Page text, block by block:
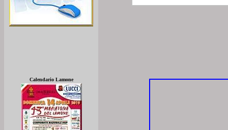
Calendario Lamone